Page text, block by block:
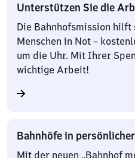
Unterstützen Sie die
Die Bahnhofsmission
Menschen in Not –
um die Uhr. Mit Ihrer
wichtige Arbeit!
Bahnhöfe in
Mit der neuen „Bahnhof